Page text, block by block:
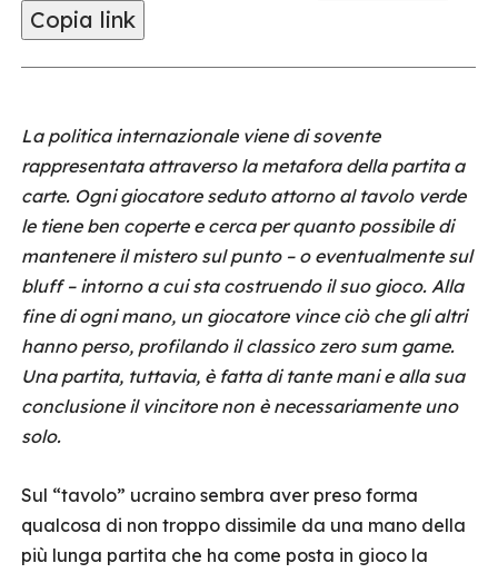
Copia link
La politica internazionale viene di sovente
rappresentata attraverso la metafora della partita a
carte. Ogni giocatore seduto attorno al tavolo verde
le tiene ben coperte e cerca per quanto possibile di
mantenere il mistero sul punto – o eventualmente sul
bluff – intorno a cui sta costruendo il suo gioco. Alla
fine di ogni mano, un giocatore vince ciò che gli altri
hanno perso, profilando il classico zero sum game.
Una partita, tuttavia, è fatta di tante mani e alla sua
conclusione il vincitore non è necessariamente uno
solo.
Sul “tavolo” ucraino sembra aver preso forma
qualcosa di non troppo dissimile da una mano della
più lunga partita che ha come posta in gioco la